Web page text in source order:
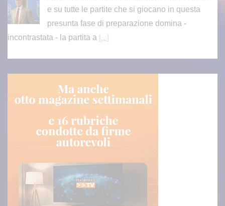
e su tutte le partite che si giocano in questa
presunta fase di preparazione domina -
incontrastata - la partita a [...]